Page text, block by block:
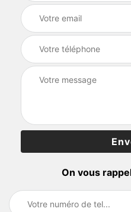
On vous